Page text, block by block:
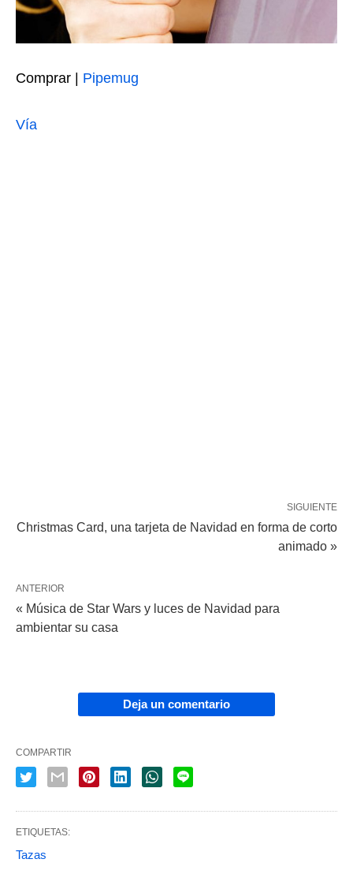
Comprar | Pipemug
Vía
SIGUIENTE
Christmas Card, una tarjeta de Navidad en forma de corto
animado »
ANTERIOR
« Música de Star Wars y luces de Navidad para
ambientar su casa
Deja un comentario
COMPARTIR
ETIQUETAS:
Tazas